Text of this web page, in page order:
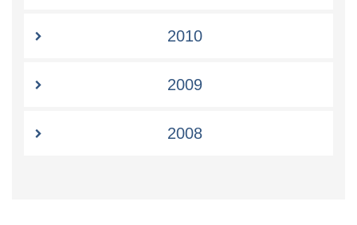
2010
2009
2008